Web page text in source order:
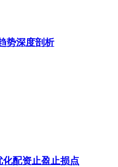
势深度剖析
配资止盈止损点